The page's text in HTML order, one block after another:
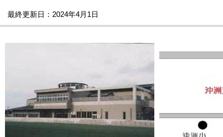
最終更新日：2024年4月1日